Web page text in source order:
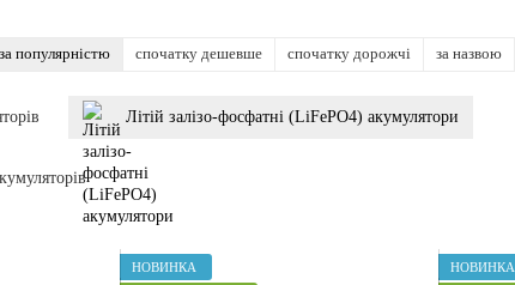
за популярністю спочатку дешевше спочатку дорожчі за назвою
Літій залізо-фосфатні (LiFePО4) акумулятори
НОВИНКА
НОВИНКА